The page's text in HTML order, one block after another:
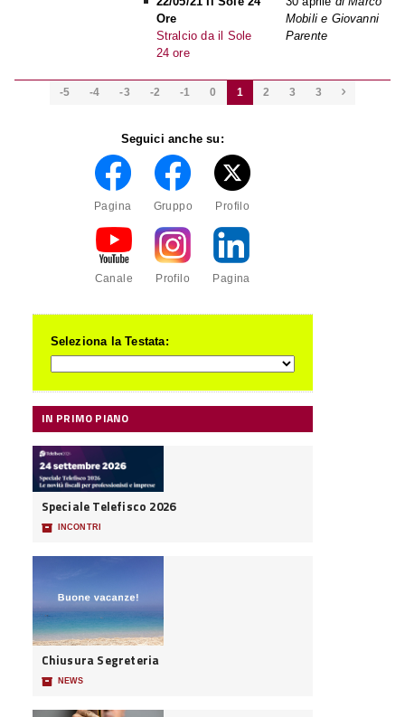
Ore
Stralcio da il Sole
24 ore
Mobili e Giovanni
Parente
-5 -4 -3 -2 -1 0 1 2 3 3 
Seguici anche su:
Pagina Gruppo Profilo
Canale Profilo Pagina
Seleziona la Testata:
IN PRIMO PIANO
Speciale Telefisco 2026
📦 INCONTRI
Chiusura Segreteria
📦 NEWS